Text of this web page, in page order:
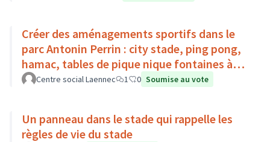
Créer des aménagements sportifs dans le
parc Antonin Perrin : city stade, ping pong,
hamac, tables de pique nique fontaines à
eau toilettes publiques
Centre social Laennec 1 0 Soumise au vote
Un panneau dans le stade qui rappelle les
règles de vie du stade